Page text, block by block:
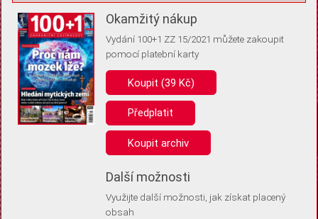
Žádost o souhlas s ukládáním volitelných informací
Pro základní fungování webu nepotřebujeme ukládat žádné informace
(tzv. cookies apod.). Rádi bychom vás ale požádali o souhlas s
uložením volitelných informací:
Anonymní unikátní ID
Díky němu příště poznáme, že se jedná o stejné zařízení, a
Identifikátor je zcela anonymní.
Vaše souhlasy a odmítnutí si ukládáme do vašeho zařízení, abychom se
vás už příště znovu neptali. Můžete je kdykoli později upravit ve Správě
Okamžitý nákup
Vydání 100+1 ZZ 15/2021 můžete zakoupit
pomocí platební karty
Koupit (39 Kč)
Předplatit
Koupit archiv
Další možnosti
Využijte další možnosti, jak získat placený
obsah